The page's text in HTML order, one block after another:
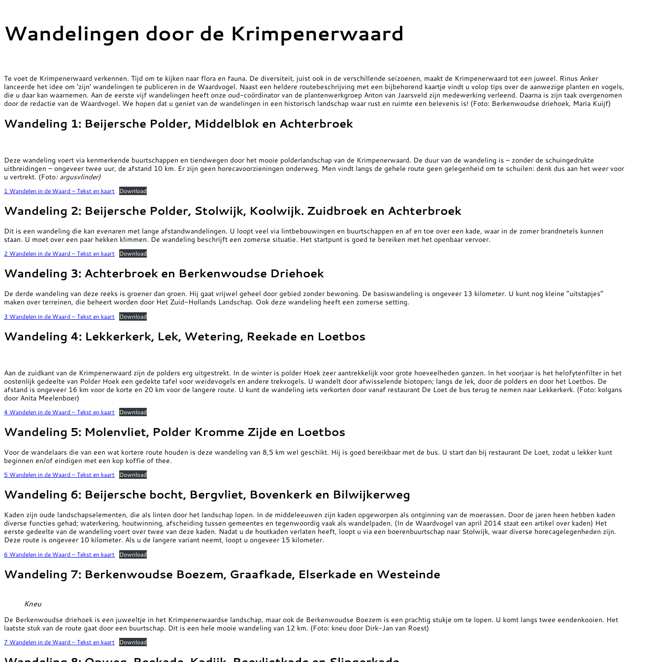
Wandelingen door de Krimpenerwaard
Te voet de Krimpenerwaard verkennen. Tijd om te kijken naar flora en fauna. De diversiteit, juist ook in de verschillende seizoenen, maakt de Krimpenerwaard tot een juweel. Rinus Anker
lanceerde het idee om ‘zijn’ wandelingen te publiceren in de Waardvogel. Naast een heldere routebeschrijving met een bijbehorend kaartje vindt u volop tips over de aanwezige planten en vogels,
die u daar kan waarnemen. Aan de eerste vijf wandelingen heeft onze oud-coördinator van de plantenwerkgroep Anton van Jaarsveld zijn medewerking verleend. Daarna is zijn taak overgenomen
door de redactie van de Waardvogel. We hopen dat u geniet van de wandelingen in een historisch landschap waar rust en ruimte een belevenis is! (Foto: Berkenwoudse driehoek, Maria Kuijf)
Wandeling 1: Beijersche Polder, Middelblok en Achterbroek
Deze wandeling voert via kenmerkende buurtschappen en tiendwegen door het mooie polderlandschap van de Krimpenerwaard. De duur van de wandeling is – zonder de schuingedrukte
uitbreidingen – ongeveer twee uur, de afstand 10 km. Er zijn geen horecavoorzieningen onderweg. Men vindt langs de gehele route geen gelegenheid om te schuilen: denk dus aan het weer voor
u vertrekt. (Foto: argusvlinder)
1 Wandelen in de Waard – Tekst en kaart Download
Wandeling 2: Beijersche Polder, Stolwijk, Koolwijk. Zuidbroek en Achterbroek
Dit is een wandeling die kan evenaren met lange afstandwandelingen. U loopt veel via lintbebouwingen en buurtschappen en af en toe over een kade, waar in de zomer brandnetels kunnen
staan. U moet over een paar hekken klimmen. De wandeling beschrijft een zomerse situatie. Het startpunt is goed te bereiken met het openbaar vervoer.
2 Wandelen in de Waard – Tekst en kaart Download
Wandeling 3: Achterbroek en Berkenwoudse Driehoek
De derde wandeling van deze reeks is groener dan groen. Hij gaat vrijwel geheel door gebied zonder bewoning. De basiswandeling is ongeveer 13 kilometer. U kunt nog kleine “uitstapjes”
maken over terreinen, die beheert worden door Het Zuid-Hollands Landschap. Ook deze wandeling heeft een zomerse setting.
3 Wandelen in de Waard – Tekst en kaart Download
Wandeling 4: Lekkerkerk, Lek, Wetering, Reekade en Loetbos
Aan de zuidkant van de Krimpenerwaard zijn de polders erg uitgestrekt. In de winter is polder Hoek zeer aantrekkelijk voor grote hoeveelheden ganzen. In het voorjaar is het helofytenfilter in het
oostenlijk gedeelte van Polder Hoek een gedekte tafel voor weidevogels en andere trekvogels. U wandelt door afwisselende biotopen; langs de lek, door de polders en door het Loetbos. De
afstand is ongeveer 16 km voor de korte en 20 km voor de langere route. U kunt de wandeling iets verkorten door vanaf restaurant De Loet de bus terug te nemen naar Lekkerkerk. (Foto: kolgans
door Anita Meelenboer)
4 Wandelen in de Waard – Tekst en kaart Download
Wandeling 5: Molenvliet, Polder Kromme Zijde en Loetbos
Voor de wandelaars die van een wat kortere route houden is deze wandeling van 8,5 km wel geschikt. Hij is goed bereikbaar met de bus. U start dan bij restaurant De Loet, zodat u lekker kunt
beginnen en/of eindigen met een kop koffie of thee.
5 Wandelen in de Waard – Tekst en kaart Download
Wandeling 6: Beijersche bocht, Bergvliet, Bovenkerk en Bilwijkerweg
Kaden zijn oude landschapselementen, die als linten door het landschap lopen. In de middeleeuwen zijn kaden opgeworpen als ontginning van de moerassen. Door de jaren heen hebben kaden
diverse functies gehad; waterkering, houtwinning, afscheiding tussen gemeentes en tegenwoordig vaak als wandelpaden. (In de Waardvogel van april 2014 staat een artikel over kaden) Het
eerste gedeelte van de wandeling voert over twee van deze kaden. Nadat u de houtkaden verlaten heeft, loopt u via een boerenbuurtschap naar Stolwijk, waar diverse horecagelegenheden zijn.
Deze route is ongeveer 10 kilometer. Als u de langere variant neemt, loopt u ongeveer 15 kilometer.
6 Wandelen in de Waard – Tekst en kaart Download
Wandeling 7: Berkenwoudse Boezem, Graafkade, Elserkade en Westeinde
Kneu
De Berkenwoudse driehoek is een juweeltje in het Krimpenerwaardse landschap, maar ook de Berkenwoudse Boezem is een prachtig stukje om te lopen. U komt langs twee eendenkooien. Het
laatste stuk van de route gaat door een buurtschap. Dit is een hele mooie wandeling van 12 km. (Foto: kneu door Dirk-Jan van Roest)
7 Wandelen in de Waard – Tekst en kaart Download